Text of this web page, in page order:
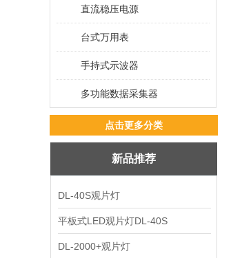
直流稳压电源
台式万用表
手持式示波器
多功能数据采集器
点击更多分类
新品推荐
DL-40S观片灯
平板式LED观片灯DL-40S
DL-2000+观片灯